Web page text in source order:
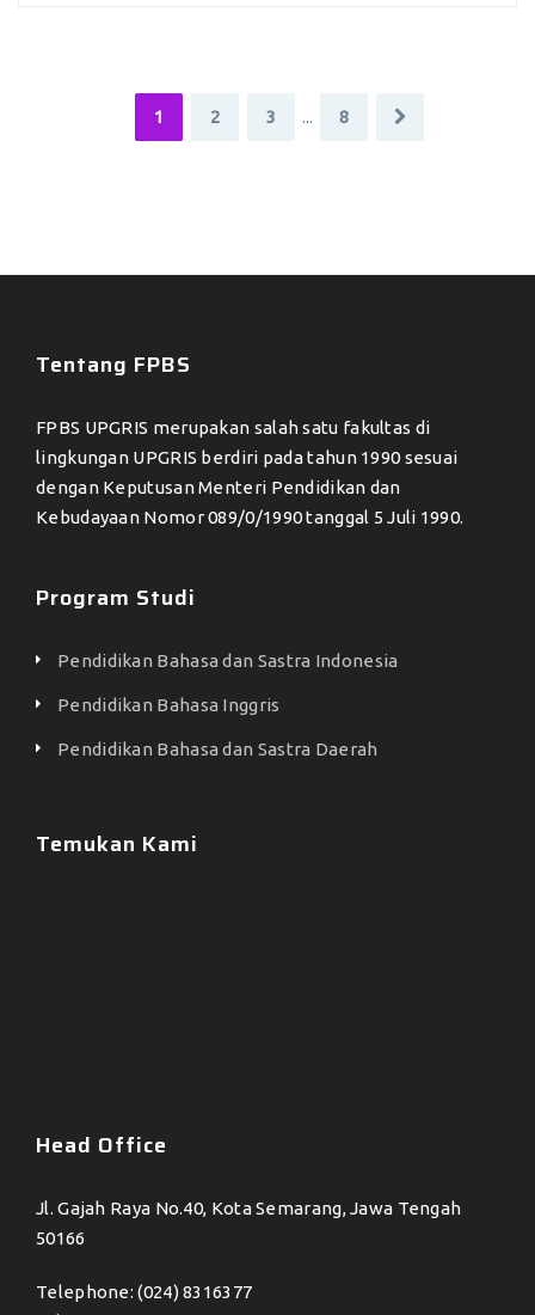
1 2 3 ... 8
Tentang FPBS
FPBS UPGRIS merupakan salah satu fakultas di
lingkungan UPGRIS berdiri pada tahun 1990 sesuai
dengan Keputusan Menteri Pendidikan dan
Kebudayaan Nomor 089/0/1990 tanggal 5 Juli 1990.
Program Studi
Pendidikan Bahasa dan Sastra Indonesia
Pendidikan Bahasa Inggris
Pendidikan Bahasa dan Sastra Daerah
Temukan Kami
Head Office
Jl. Gajah Raya No.40, Kota Semarang, Jawa Tengah
50166
Telephone: (024) 8316377